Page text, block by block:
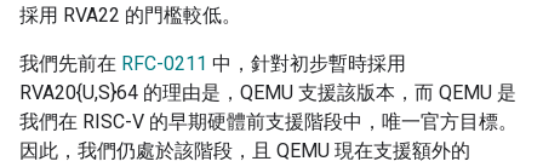
採用 RVA22 的門檻較低。
我們先前在 RFC-0211 中，針對初步暫時採用
RVA20{U,S}64 的理由是，QEMU 支援該版本，而 QEMU 是
我們在 RISC-V 的早期硬體前支援階段中，唯一官方目標。
因此，我們仍處於該階段，且 QEMU 現在支援額外的